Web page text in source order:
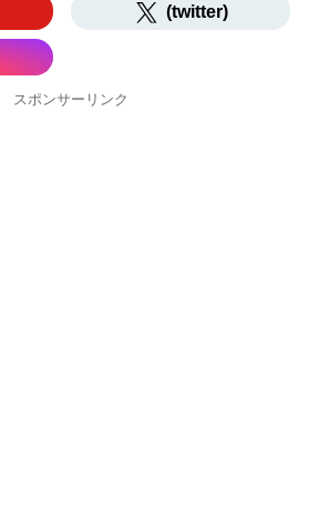
(twitter)
スポンサーリンク